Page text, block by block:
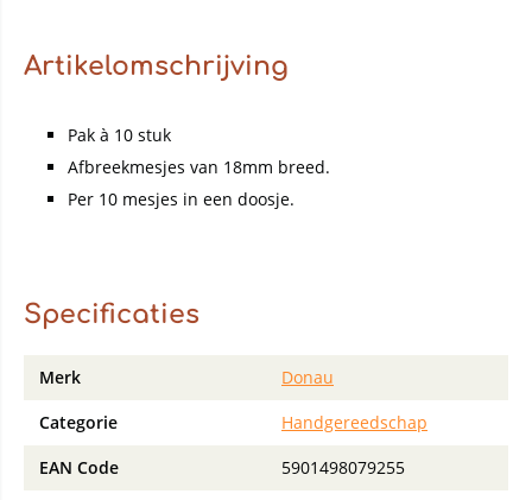
Artikelomschrijving
Pak à 10 stuk
Afbreekmesjes van 18mm breed.
Per 10 mesjes in een doosje.
Specificaties
Merk
Donau
Categorie
Handgereedschap
EAN Code
5901498079255